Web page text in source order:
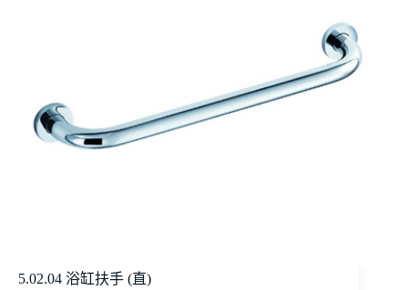
5.02.04 浴缸扶手 (直)